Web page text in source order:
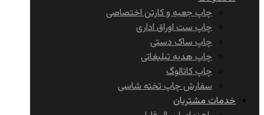
چاپ جعبه و کارتن اختصاصی
چاپ ست اوراق اداری
چاپ ساک دستی
چاپ هدیه تبلیغاتی
چاپ کاتالوگ
سفارش چاپ تخته شاسی
خدمات مشتریان